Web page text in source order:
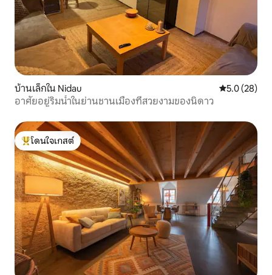
บ้านเล็กใน Nidau คะแนนเฉลี่ย
5.0 (28)
อาศัยอยู่ริมน้ำในย่านชานเมืองที่สวยงามของนิดาว
โดนใจเกสต์ที่สุด
โดนใจเกสต์